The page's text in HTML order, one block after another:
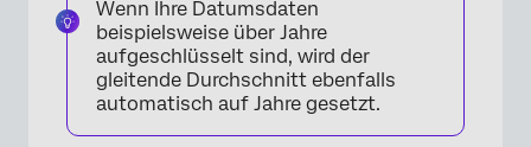
Wenn Ihre Datumsdaten
beispielsweise über Jahre
aufgeschlüsselt sind, wird der
gleitende Durchschnitt ebenfalls
automatisch auf Jahre gesetzt.